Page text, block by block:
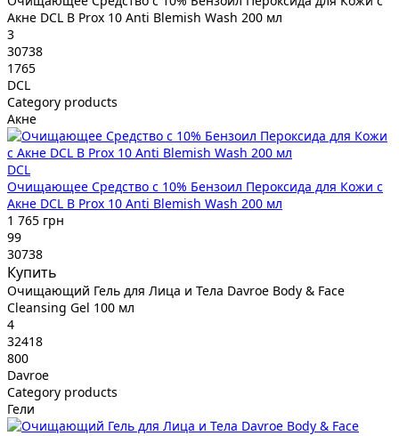
Акне DCL B Prox 10 Anti Blemish Wash 200 мл
3
30738
1765
DCL
Category products
Акне
DCL
Очищающее Средство с 10% Бензоил Пероксида для Кожи с
Акне DCL B Prox 10 Anti Blemish Wash 200 мл
1 765 грн
99
30738
Купить
Очищающий Гель для Лица и Тела Davroe Body & Face
Cleansing Gel 100 мл
4
32418
800
Davroe
Category products
Гели